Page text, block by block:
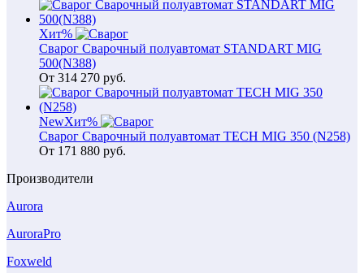
Хит%
Сварог Сварочный полуавтомат STANDART MIG
500(N388)
От 314 270 руб.
NewХит%
Сварог Сварочный полуавтомат TECH MIG 350 (N258)
От 171 880 руб.
Производители
Aurora
AuroraPro
Foxweld